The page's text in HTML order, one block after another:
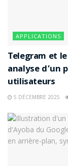
APPLICATIONS
Telegram et
analyse d’un
utilisateurs
5 DÉCEMBRE 2025